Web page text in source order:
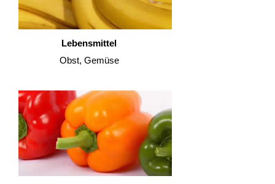
Lebensmittel
Obst, Gemüse